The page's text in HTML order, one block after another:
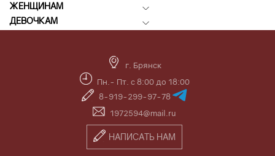
ЖЕНЩИНАМ
ДЕВОЧКАМ
г. Брянск
Пн.- Пт. с 8:00 до 18:00
8-919-299-97-78
1972594@mail.ru
НАПИСАТЬ НАМ